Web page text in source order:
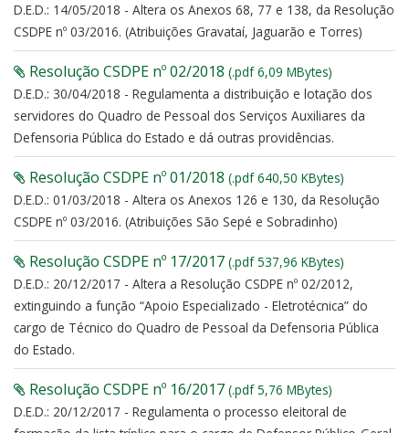
D.E.D.: 14/05/2018 - Altera os Anexos 68, 77 e 138, da Resolução
CSDPE nº 03/2016. (Atribuições Gravataí, Jaguarão e Torres)
Resolução CSDPE nº 02/2018 (.pdf 6,09 MBytes)
D.E.D.: 30/04/2018 - Regulamenta a distribuição e lotação dos
servidores do Quadro de Pessoal dos Serviços Auxiliares da
Defensoria Pública do Estado e dá outras providências.
Resolução CSDPE nº 01/2018 (.pdf 640,50 KBytes)
D.E.D.: 01/03/2018 - Altera os Anexos 126 e 130, da Resolução
CSDPE nº 03/2016. (Atribuições São Sepé e Sobradinho)
Resolução CSDPE nº 17/2017 (.pdf 537,96 KBytes)
D.E.D.: 20/12/2017 - Altera a Resolução CSDPE nº 02/2012,
extinguindo a função “Apoio Especializado - Eletrotécnica” do
cargo de Técnico do Quadro de Pessoal da Defensoria Pública
do Estado.
Resolução CSDPE nº 16/2017 (.pdf 5,76 MBytes)
D.E.D.: 20/12/2017 - Regulamenta o processo eleitoral de